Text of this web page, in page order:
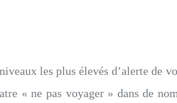
les plus élevés d’alerte de
« ne pas voyager » dans de